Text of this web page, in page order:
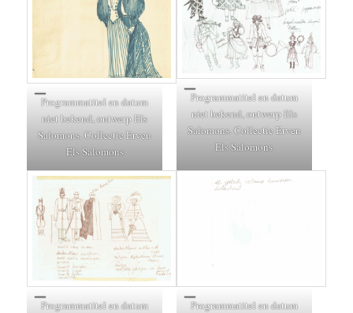
Programmatitel en datum
niet bekend, ontwerp Els
Salomons. Collectie Erven
Els Salomons
Programmatitel en datum
niet bekend, ontwerp Els
Salomons. Collectie Erven
Els Salomons
Programmatitel en datum
Programmatitel en datum